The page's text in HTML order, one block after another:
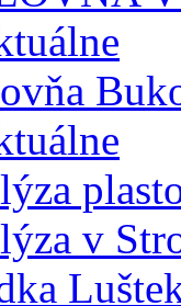
v